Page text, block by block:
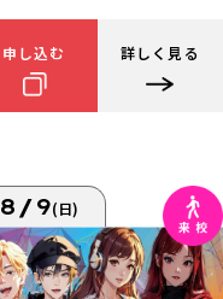
申し込む 詳しく見る
8/9(日)